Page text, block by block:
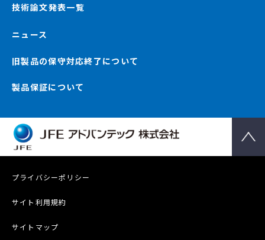
技術論文発表一覧
ニュース
旧製品の保守対応終了について
製品保証について
プライバシーポリシー
サイト利用規約
サイトマップ